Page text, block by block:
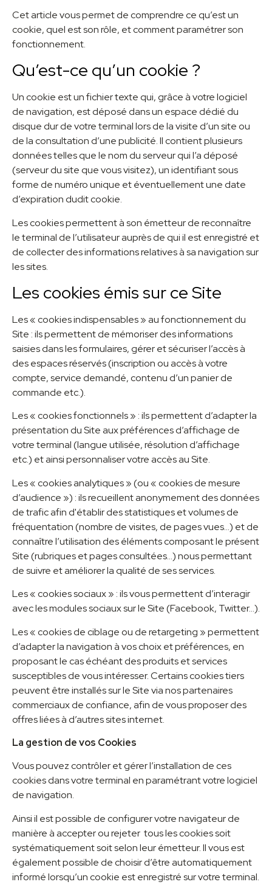
Cet article vous permet de comprendre ce qu’est un
cookie, quel est son rôle, et comment paramétrer son
fonctionnement.
Qu’est-ce qu’un cookie ?
Un cookie est un fichier texte qui, grâce à votre logiciel
de navigation, est déposé dans un espace dédié du
disque dur de votre terminal lors de la visite d’un site ou
de la consultation d’une publicité. Il contient plusieurs
données telles que le nom du serveur qui l’a déposé
(serveur du site que vous visitez), un identifiant sous
forme de numéro unique et éventuellement une date
d’expiration dudit cookie.
Les cookies permettent à son émetteur de reconnaître
le terminal de l’utilisateur auprès de qui il est enregistré et
de collecter des informations relatives à sa navigation sur
les sites.
Les cookies émis sur ce Site
Les « cookies indispensables » au fonctionnement du
Site : ils permettent de mémoriser des informations
saisies dans les formulaires, gérer et sécuriser l’accès à
des espaces réservés (inscription ou accès à votre
compte, service demandé, contenu d’un panier de
commande etc.).
Les « cookies fonctionnels » : ils permettent d’adapter la
présentation du Site aux préférences d’affichage de
votre terminal (langue utilisée, résolution d’affichage
etc.) et ainsi personnaliser votre accès au Site.
Les « cookies analytiques » (ou « cookies de mesure
d’audience ») : ils recueillent anonymement des données
de trafic afin d'établir des statistiques et volumes de
fréquentation (nombre de visites, de pages vues...) et de
connaître l’utilisation des éléments composant le présent
Site (rubriques et pages consultées…) nous permettant
de suivre et améliorer la qualité de ses services.
Les « cookies sociaux » : ils vous permettent d’interagir
avec les modules sociaux sur le Site (Facebook, Twitter…).
Les « cookies de ciblage ou de retargeting » permettent
d’adapter la navigation à vos choix et préférences, en
proposant le cas échéant des produits et services
susceptibles de vous intéresser. Certains cookies tiers
peuvent être installés sur le Site via nos partenaires
commerciaux de confiance, afin de vous proposer des
offres liées à d’autres sites internet.
La gestion de vos Cookies
Vous pouvez contrôler et gérer l’installation de ces
cookies dans votre terminal en paramétrant votre logiciel
de navigation.
Ainsi il est possible de configurer votre navigateur de
manière à accepter ou rejeter tous les cookies soit
systématiquement soit selon leur émetteur. Il vous est
également possible de choisir d’être automatiquement
informé lorsqu’un cookie est enregistré sur votre terminal.